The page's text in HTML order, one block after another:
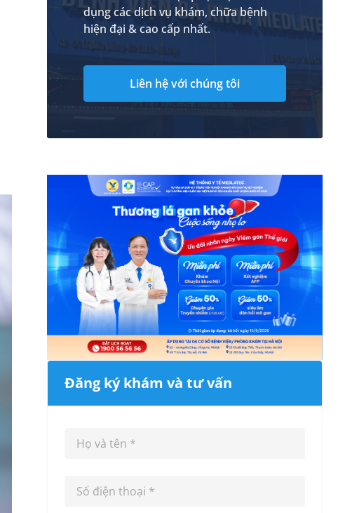
dụng các dịch vụ khám, chữa bệnh
hiện đại & cao cấp nhất.
Liên hệ với chúng tôi
Đăng ký khám và tư vấn